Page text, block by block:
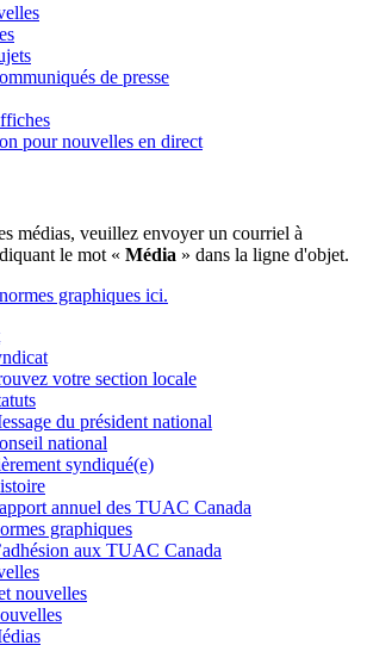
de presse
pour nouvelles en direct
médias, veuillez envoyer un courriel à
le mot « Média » dans la ligne d'objet.
graphiques ici.
votre section locale
du président national
national
syndiqué(e)
annuel des TUAC Canada
graphiques
aux TUAC Canada
nouvelles